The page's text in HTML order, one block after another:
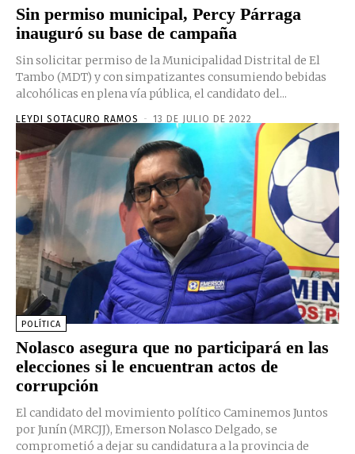
Sin permiso municipal, Percy Párraga
inauguró su base de campaña
Sin solicitar permiso de la Municipalidad Distrital de El
Tambo (MDT) y con simpatizantes consumiendo bebidas
alcohólicas en plena vía pública, el candidato del...
LEYDI SOTACURO RAMOS - 13 DE JULIO DE 2022
POLÍTICA
Nolasco asegura que no participará en las
elecciones si le encuentran actos de
corrupción
El candidato del movimiento político Caminemos Juntos
por Junín (MRCJJ), Emerson Nolasco Delgado, se
comprometió a dejar su candidatura a la provincia de